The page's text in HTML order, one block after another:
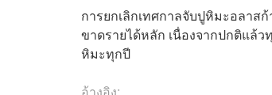
การยกเลิกเทศกาลจับปูหิมะอลาส
ขาดรายได้หลัก เนื่องจากปกติแล้ว
หิมะทุกปี
อ้างอิง: